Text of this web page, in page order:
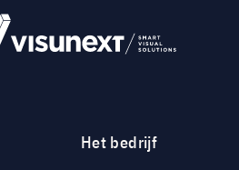
Het bedrijf